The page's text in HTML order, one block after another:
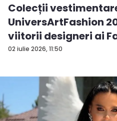
02 iulie 2026, 11:50
Colecții
UniversArtFashion
viitorii designeri ai